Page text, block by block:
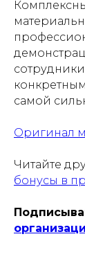
самой
Оригинал
Читайте
бонусы в